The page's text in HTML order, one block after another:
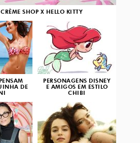
CRÈME SHOP X HELLO KITTY
DE
PERSONAGENS DISNEY
E AMIGOS EM ESTILO
CHIBI
3